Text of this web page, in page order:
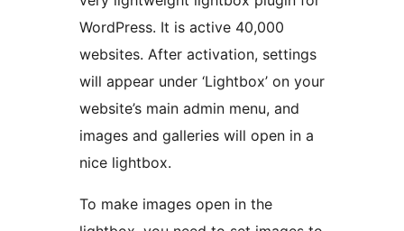
WordPress. It is active 40,000
websites. After activation, settings
will appear under ‘Lightbox’ on your
website’s main admin menu, and
images and galleries will open in a
nice lightbox.
To make images open in the